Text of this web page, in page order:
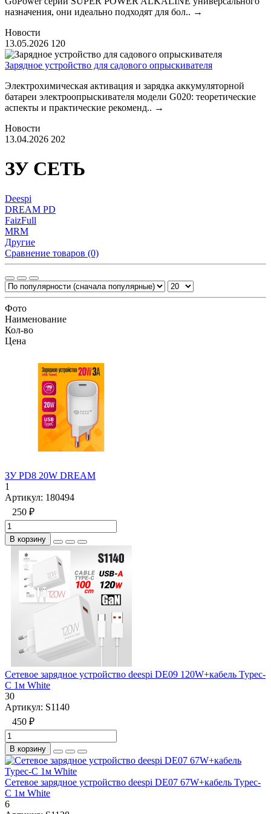
назначения, они идеально подходят для бол.. →
Новости
13.05.2026 120
Зарядное устройство для садового опрыскивателя
Электрохимическая активация и зарядка аккумуляторной
батареи электроопрыскивателя модели G020: теоретические
аспекты и практические рекоменд.. →
Новости
13.04.2026 202
ЗУ СЕТЬ
Deespi
DREAM PD
FaizFull
MRM
Другие
Сравнение товаров (0)
Фото
Наименование
Кол-во
Цена
ЗУ PD8 20W DREAM
1
Артикул: 180494
250 ₽
В корзину
Сетевое зарядное устройство deespi DE09 120W+кабель Typec-
C 1м White
30
Артикул: S1140
450 ₽
В корзину
Сетевое зарядное устройство deespi DE07 67W+кабель Typec-
C 1м White
6